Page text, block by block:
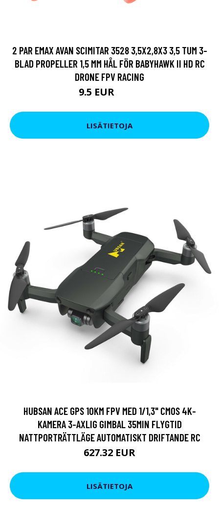
2 PAR EMAX AVAN SCIMITAR 3528 3,5X2,8X3 3,5 TUM 3-
BLAD PROPELLER 1,5 MM HÅL FÖR BABYHAWK II HD RC
DRONE FPV RACING
9.5 EUR
LISÄTIETOJA
HUBSAN ACE GPS 10KM FPV MED 1/1,3" CMOS 4K-
KAMERA 3-AXLIG GIMBAL 35MIN FLYGTID
NATTPORTRÄTTLÄGE AUTOMATISKT DRIFTANDE RC
627.32 EUR
LISÄTIETOJA